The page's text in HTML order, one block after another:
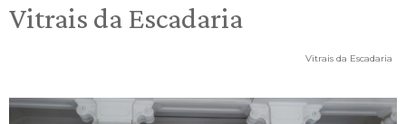
Vitrais da Escadaria
Vitrais da Escadaria